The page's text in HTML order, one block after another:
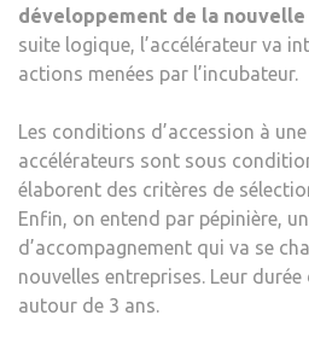
développement de la
suite logique, l’accélérateur va
actions menées par l’incubateur.
Les conditions d’accession à
accélérateurs sont sous
élaborent des critères de
Enfin, on entend par pépinière,
d’accompagnement qui va se
nouvelles entreprises. Leur
autour de 3 ans.